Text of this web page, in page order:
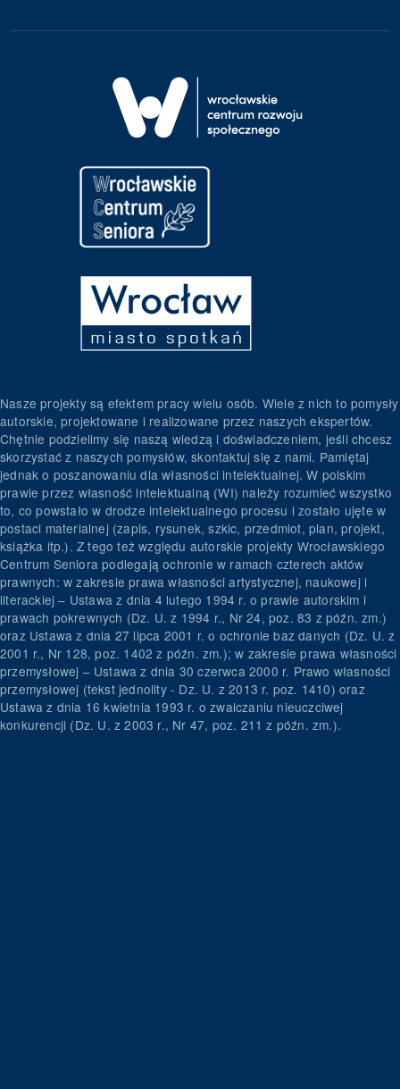
Nasze projekty są efektem pracy wielu osób. Wiele z nich to pomysły
autorskie, projektowane i realizowane przez naszych ekspertów.
Chętnie podzielimy się naszą wiedzą i doświadczeniem, jeśli chcesz
skorzystać z naszych pomysłów, skontaktuj się z nami. Pamiętaj
jednak o poszanowaniu dla własności intelektualnej. W polskim
prawie przez własność intelektualną (WI) należy rozumieć wszystko
to, co powstało w drodze intelektualnego procesu i zostało ujęte w
postaci materialnej (zapis, rysunek, szkic, przedmiot, plan, projekt,
książka itp.). Z tego też względu autorskie projekty Wrocławskiego
Centrum Seniora podlegają ochronie w ramach czterech aktów
prawnych: w zakresie prawa własności artystycznej, naukowej i
literackiej – Ustawa z dnia 4 lutego 1994 r. o prawie autorskim i
prawach pokrewnych (Dz. U. z 1994 r., Nr 24, poz. 83 z późn. zm.)
oraz Ustawa z dnia 27 lipca 2001 r. o ochronie baz danych (Dz. U. z
2001 r., Nr 128, poz. 1402 z późn. zm.); w zakresie prawa własności
przemysłowej – Ustawa z dnia 30 czerwca 2000 r. Prawo własności
przemysłowej (tekst jednolity - Dz. U. z 2013 r. poz. 1410) oraz
Ustawa z dnia 16 kwietnia 1993 r. o zwalczaniu nieuczciwej
konkurencji (Dz. U. z 2003 r., Nr 47, poz. 211 z późn. zm.).